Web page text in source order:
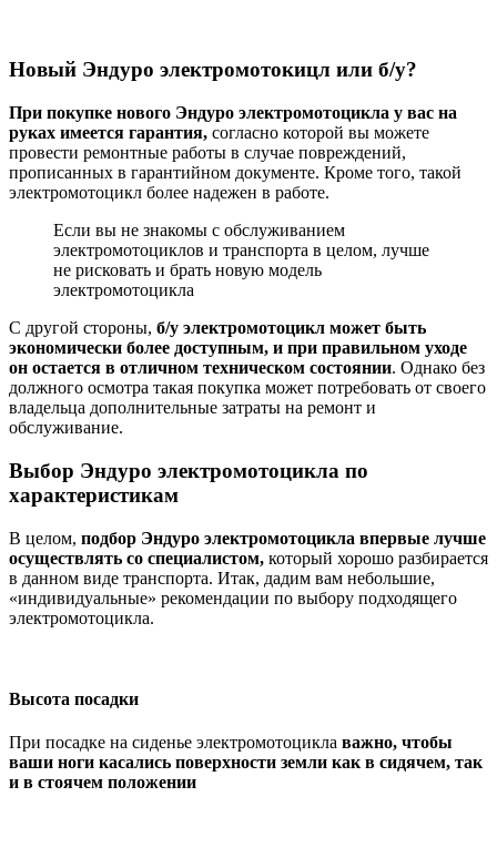
Новый Эндуро электромотокицл или б/у?
При покупке нового Эндуро электромотоцикла у вас на
руках имеется гарантия, согласно которой вы можете
провести ремонтные работы в случае повреждений,
прописанных в гарантийном документе. Кроме того, такой
электромотоцикл более надежен в работе.
Если вы не знакомы с обслуживанием
электромотоциклов и транспорта в целом, лучше
не рисковать и брать новую модель
электромотоцикла
С другой стороны, б/у электромотоцикл может быть
экономически более доступным, и при правильном уходе
он остается в отличном техническом состоянии. Однако без
должного осмотра такая покупка может потребовать от своего
владельца дополнительные затраты на ремонт и
обслуживание.
Выбор Эндуро электромотоцикла по
характеристикам
В целом, подбор Эндуро электромотоцикла впервые лучше
осуществлять со специалистом, который хорошо разбирается
в данном виде транспорта. Итак, дадим вам небольшие,
«индивидуальные» рекомендации по выбору подходящего
электромотоцикла.
Высота посадки
При посадке на сиденье электромотоцикла важно, чтобы
ваши ноги касались поверхности земли как в сидячем, так
и в стоячем положении